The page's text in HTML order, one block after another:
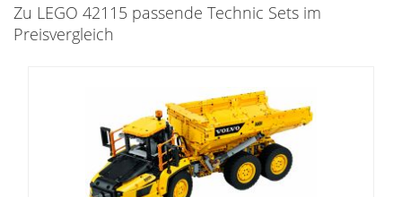
Zu LEGO 42115 passende Technic Sets im
Preisvergleich